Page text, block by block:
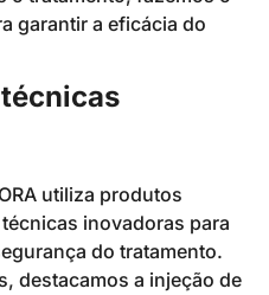
garantir a eficácia do
utiliza produtos
inovadoras para
do tratamento.
destacamos a injeção de